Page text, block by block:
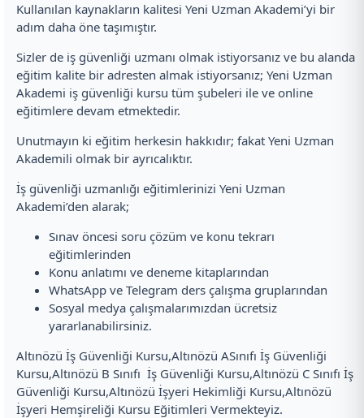
Kullanılan kaynakların kalitesi Yeni Uzman Akademi’yi bir
adım daha öne taşımıştır.
Sizler de iş güvenliği uzmanı olmak istiyorsanız ve bu alanda
eğitim kalite bir adresten almak istiyorsanız; Yeni Uzman
Akademi iş güvenliği kursu tüm şubeleri ile ve online
eğitimlere devam etmektedir.
Unutmayın ki eğitim herkesin hakkıdır; fakat Yeni Uzman
Akademili olmak bir ayrıcalıktır.
İş güvenliği uzmanlığı eğitimlerinizi Yeni Uzman
Akademi’den alarak;
Sınav öncesi soru çözüm ve konu tekrarı
eğitimlerinden
Konu anlatımı ve deneme kitaplarından
WhatsApp ve Telegram ders çalışma gruplarından
Sosyal medya çalışmalarımızdan ücretsiz
yararlanabilirsiniz.
Altınözü İş Güvenliği Kursu,Altınözü ASınıfı İş Güvenliği
Kursu,Altınözü B Sınıfı İş Güvenliği Kursu,Altınözü C Sınıfı İş
Güvenliği Kursu,Altınözü İşyeri Hekimliği Kursu,Altınözü
İşyeri Hemşireliği Kursu Eğitimleri Vermekteyiz.